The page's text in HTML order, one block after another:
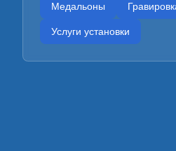
Медальоны
Услуги установки